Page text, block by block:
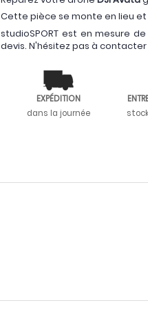
Cette pièce se monte en lieu
studioSPORT est en mesure
devis. N'hésitez pas à contacter
EXPÉDITION
dans la journée